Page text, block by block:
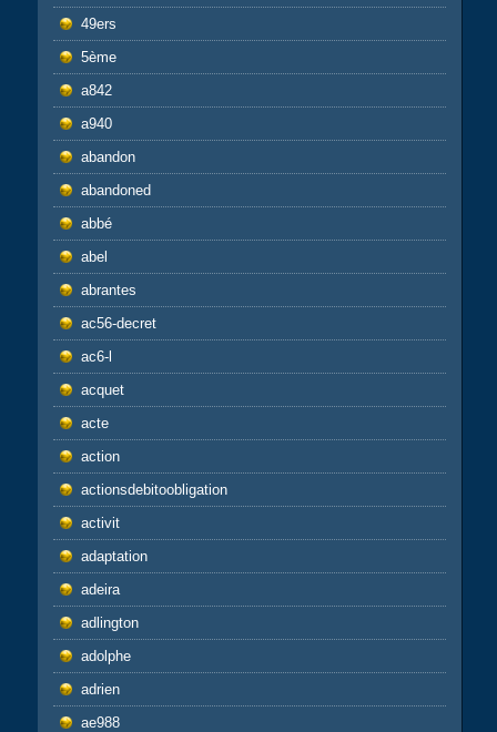
49ers
5ème
a842
a940
abandon
abandoned
abbé
abel
abrantes
ac56-decret
ac6-l
acquet
acte
action
actionsdebitoobligation
activit
adaptation
adeira
adlington
adolphe
adrien
ae988